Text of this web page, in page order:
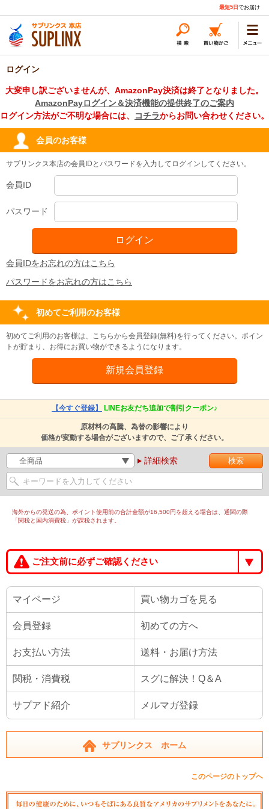
最短5日 でお届け
ログイン
大変申し訳ございませんが、AmazonPay決済は終了となりました。
AmazonPayログイン＆決済機能の提供終了のご案内
ログイン方法がご不明な場合には、
コチラからお問い合わせください。
会員のお客様
サプリンクス本店の会員IDとパスワードを入力してログインしてください。
会員ID
パスワード
会員IDをお忘れの方はこちら
パスワードをお忘れの方はこちら
初めてご利用のお客様
初めてご利用のお客様は、こちらから会員登録(無料)を行ってください。ポイン
トが貯まり、お得にお買い物ができるようになります。
【今すぐ登録】 LINEお友だち追加で割引クーポン♪
原材料の高騰、為替の影響により
価格が変動する場合がございますので、ご了承ください。
詳細検索
海外からの発送の為、ポイント使用前の合計金額が16,500円を超える場合は、通関の際
「関税と国内消費税」が課税されます。
ご注文前に必ずご確認ください
マイページ 買い物カゴを見る
会員登録 初めての方へ
お支払い方法 送料・お届け方法
関税・消費税 スグに解決！Q＆A
サプアド紹介 メルマガ登録
サプリンクス ホーム
このページのトップへ